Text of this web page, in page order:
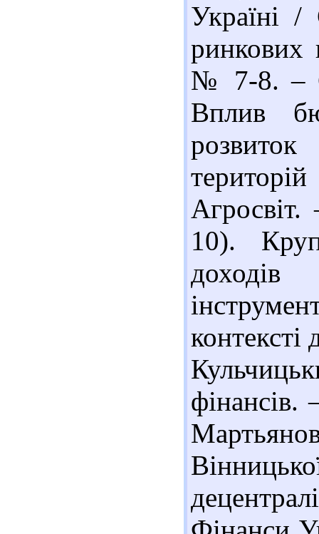
Україні
ринкових
№ 7-8. –
Вплив
10).